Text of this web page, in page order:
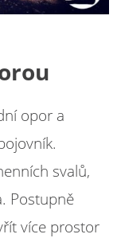
opor a
svalů,
Postupně
více prostor